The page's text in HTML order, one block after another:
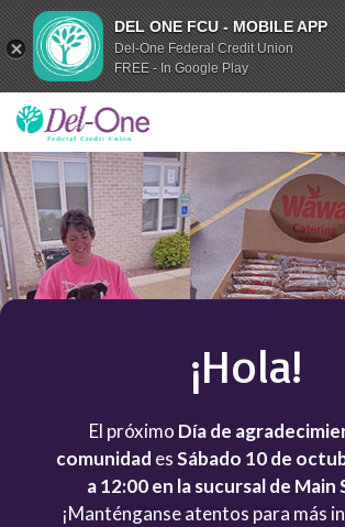
¡Hola!
El próximo Día de
comunidad esSábado 10 de
a 12:00 en la sucursal de
¡Manténganse atentos para más
DEL ONE FCU - MOBILE APP
Del-One Federal Credit Union
FREE - In Google Play